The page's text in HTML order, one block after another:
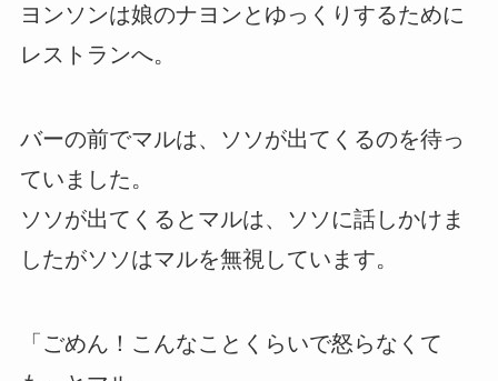
ヨンソンは娘のナヨンとゆっくりするために
レストランへ。
バーの前でマルは、ソソが出てくるのを待っ
ていました。
ソソが出てくるとマルは、ソソに話しかけま
したがソソはマルを無視しています。
「ごめん！こんなことくらいで怒らなくて